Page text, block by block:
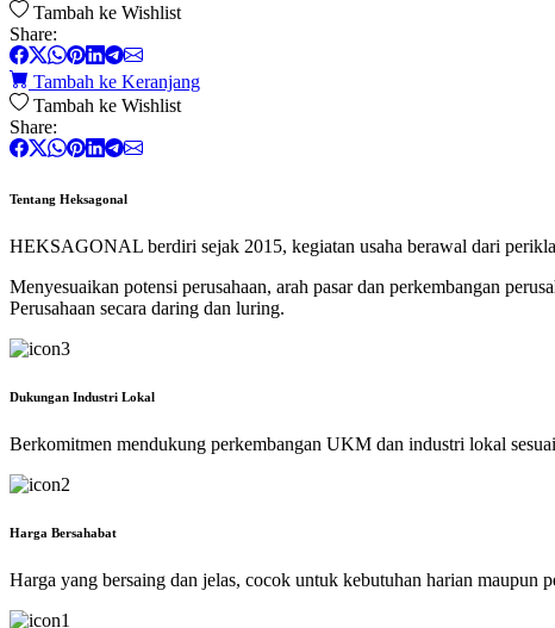
Tambah ke Wishlist
Share:
Tambah ke Keranjang
Tambah ke Wishlist
Share:
Tentang Heksagonal
HEKSAGONAL berdiri sejak 2015, kegiatan usaha berawal dari
Menyesuaikan potensi perusahaan, arah pasar dan perkembangan
Perusahaan secara daring dan luring.
Dukungan Industri Lokal
Berkomitmen mendukung perkembangan UKM dan industri lokal
Harga Bersahabat
Harga yang bersaing dan jelas, cocok untuk kebutuhan harian maupun